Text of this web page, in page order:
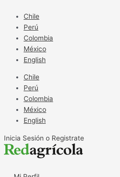
contenido
Chile
Perú
Colombia
México
English
Chile
Perú
Colombia
México
English
Inicia Sesión o Registrate